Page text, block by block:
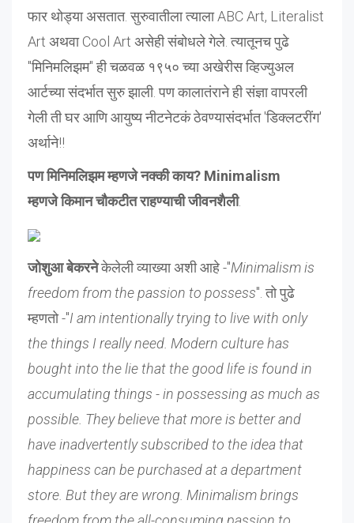
फार थोड्या असतात. सुरुवातीला त्याला ABC Art, Literalist
Art अथवा Cool Art असेही संबोधले गेले. त्यातूनच पुढे
"मिनिमलिझम" ही चळवळ १९५० च्या अखेरीस व्हिज्युअल
आर्टच्या संदर्भात सुरु झाली. पण कालातंराने ही संज्ञा वापरली
गेली ती घर आणि आयुष्य नीटनेटकं ठेवण्यासंदर्भात 'डिक्लटरींग'
अर्थाने!!
पण मिनिमलिझम म्हणजे नक्की काय? Minimalism
म्हणजे किमान चौकटीत राहण्याची जीवनशैली.
जोशुआ बेकरनेकेलेली व्याख्या अशी आहे -"Minimalism is
freedom from the passion to possess". तो पुढे
म्हणतो -"I am intentionally trying to live with only
the things I really need. Modern culture has
bought into the lie that the good life is found in
accumulating things - in possessing as much as
possible. They believe that more is better and
have inadvertently subscribed to the idea that
happiness can be purchased at a department
store. But they are wrong. Minimalism brings